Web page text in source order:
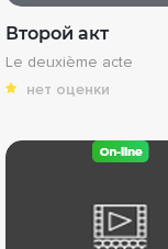
Второй акт
Le deuxième acte
нет оценки